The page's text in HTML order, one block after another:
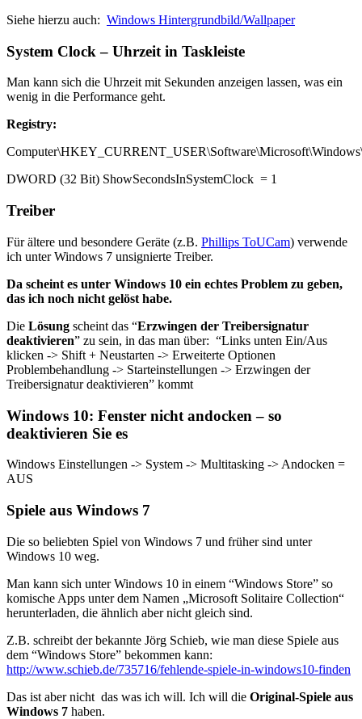
Siehe hierzu auch: Windows Hintergrundbild/Wallpaper
System Clock – Uhrzeit in Taskleiste
Man kann sich die Uhrzeit mit Sekunden anzeigen lassen, was ein
wenig in die Performance geht.
Registry:
DWORD (32 Bit) ShowSecondsInSystemClock = 1
Treiber
Für ältere und besondere Geräte (z.B. Phillips ToUCam) verwende
ich unter Windows 7 unsignierte Treiber.
Da scheint es unter Windows 10 ein echtes Problem zu geben,
das ich noch nicht gelöst habe.
Die Lösung scheint das “Erzwingen der Treibersignatur
deaktivieren” zu sein, in das man über: “Links unten Ein/Aus
klicken -> Shift + Neustarten -> Erweiterte Optionen
Problembehandlung -> Starteinstellungen -> Erzwingen der
Treibersignatur deaktivieren” kommt
Windows 10: Fenster nicht andocken – so
deaktivieren Sie es
Windows Einstellungen -> System -> Multitasking -> Andocken =
AUS
Spiele aus Windows 7
Die so beliebten Spiel von Windows 7 und früher sind unter
Windows 10 weg.
Man kann sich unter Windows 10 in einem “Windows Store” so
komische Apps unter dem Namen „Microsoft Solitaire Collection“
herunterladen, die ähnlich aber nicht gleich sind.
Z.B. schreibt der bekannte Jörg Schieb, wie man diese Spiele aus
dem “Windows Store” bekommen kann:
http://www.schieb.de/735716/fehlende-spiele-in-windows10-finden
Das ist aber nicht das was ich will. Ich will die Original-Spiele aus
Windows 7 haben.